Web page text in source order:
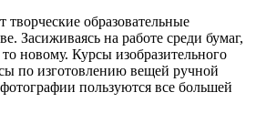
творческие образовательные
Засиживаясь на работе среди бумаг,
новому. Курсы изобразительного
по изготовлению вещей ручной
пользуются все большей